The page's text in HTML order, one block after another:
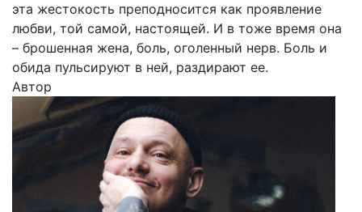
эта жестокость преподносится как проявление
любви, той самой, настоящей. И в тоже время она
– брошенная жена, боль, оголенный нерв. Боль и
обида пульсируют в ней, раздирают ее.
Автор